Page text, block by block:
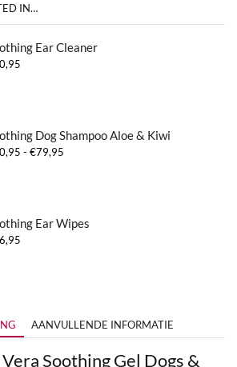
IN…
Ear Cleaner
Dog Shampoo Aloe & Kiwi
- €79,95
Ear Wipes
AANVULLENDE INFORMATIE
Soothing Gel Dogs &